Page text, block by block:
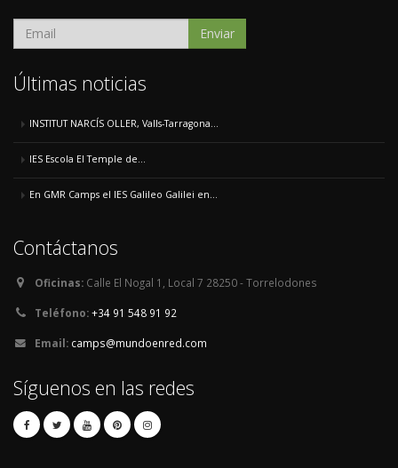
Enviar
Últimas noticias
INSTITUT NARCÍS OLLER, Valls-Tarragona...
IES Escola El Temple de...
En GMR Camps el IES Galileo Galilei en...
Contáctanos
Oficinas: Calle El Nogal 1, Local 7 28250 - Torrelodones
Teléfono:+34 91 548 91 92
Email: camps@mundoenred.com
Síguenos en las redes